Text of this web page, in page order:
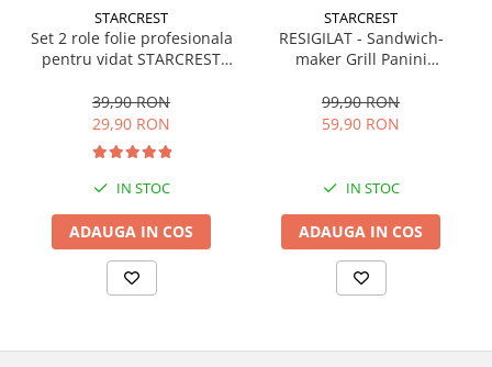
Aparate de ras electrice
Aparate de tuns
Aspiratoare
Aspiratoare de geamuri
Cuptoare cu microunde
Cuptoare electrice
Cântare corporale
Aspiratoare
STARCREST
Set 2 role folie profesionala
pentru vidat STARCREST
rezistente, reutilizabile,
sous vide, lavabile in
masina de spalat, fara BPA,
transparent
39,90 RON
29,90 RON
IN STOC
ADAUGA IN COS
STARCREST
RESIGILAT - Sandwich-
maker Grill Panini
W, Placi nonaderente,
Deschidere 180°, Suprafata
99,90 RON
59,90 RON
IN STOC
ADAUGA IN COS